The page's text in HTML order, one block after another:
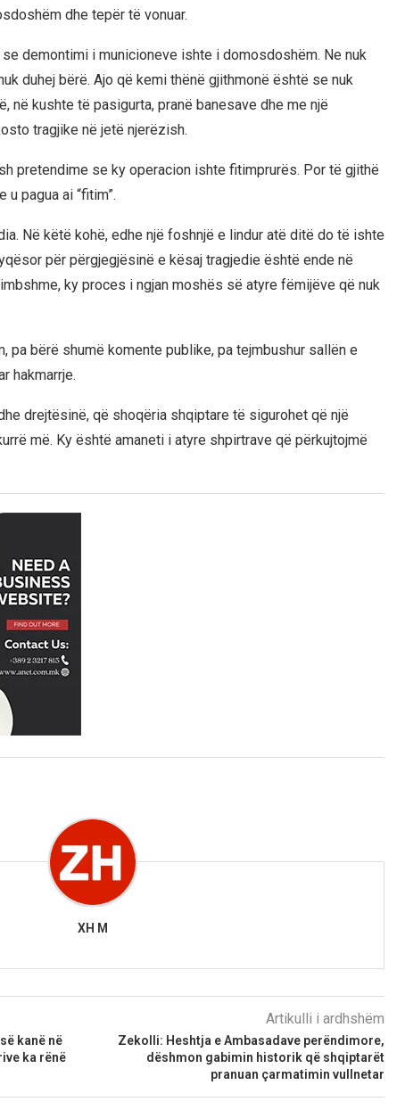
dhe tepër të vonuar.
se demontimi i municioneve ishte i domosdoshëm. Ne nuk
duhej bërë. Ajo që kemi thënë gjithmonë është se nuk
në kushte të pasigurta, pranë banesave dhe me një
tragjike në jetë njerëzish.
pretendime se ky operacion ishte fitimprurës. Por të gjithë
pagua ai “fitim”.
Në këtë kohë, edhe një foshnjë e lindur atë ditë do të ishte
për përgjegjësinë e kësaj tragjedie është ende në
ky proces i ngjan moshës së atyre fëmijëve që nuk
pa bërë shumë komente publike, pa tejmbushur sallën e
hakmarrje.
drejtësinë, që shoqëria shqiptare të sigurohet që një
më. Ky është amaneti i atyre shpirtrave që përkujtojmë
XH M
kanë në
ka rënë
Artikulli i ardhshëm
Zekolli: Heshtja e Ambasadave perëndimore,
dëshmon gabimin historik që shqiptarët
pranuan çarmatimin vullnetar